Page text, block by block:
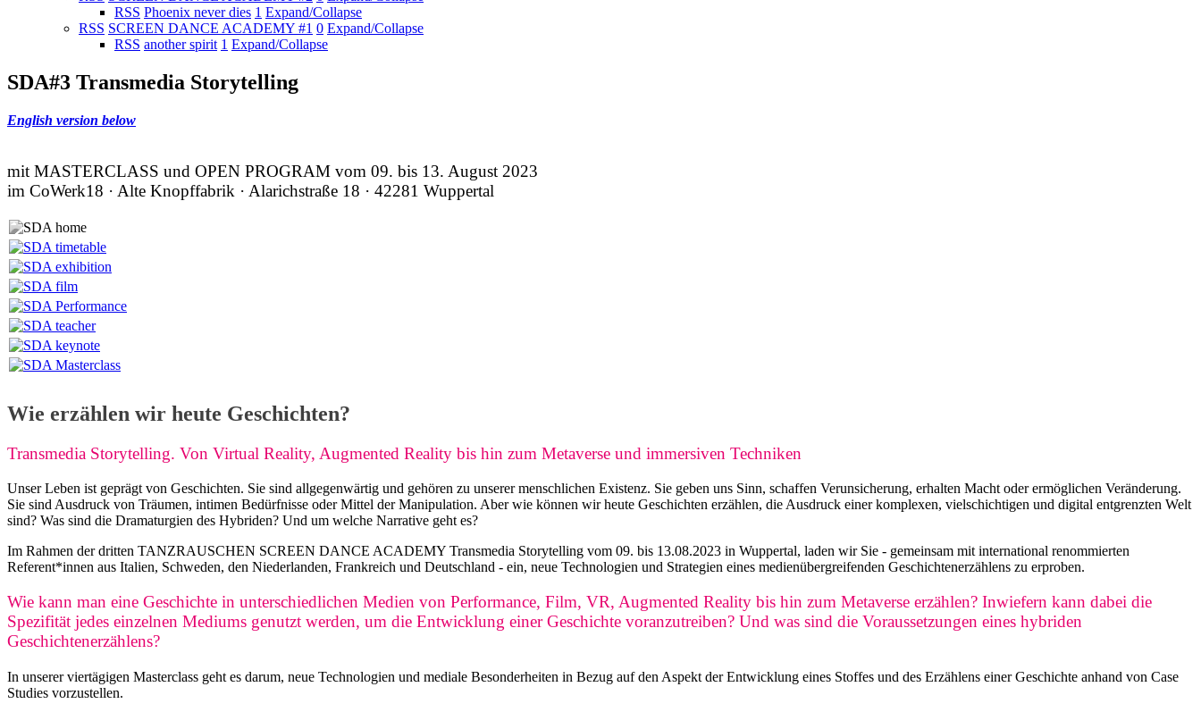
RSS Phoenix never dies 1 Expand/Collapse
RSS SCREEN DANCE ACADEMY #1 0 Expand/Collapse
RSS another spirit 1 Expand/Collapse
SDA#3 Transmedia Storytelling
English version below
mit MASTERCLASS und OPEN PROGRAM vom 09. bis 13. August 2023
im CoWerk18 · Alte Knopffabrik · Alarichstraße 18 · 42281 Wuppertal
Wie erzählen wir heute Geschichten?
Transmedia Storytelling. Von Virtual Reality, Augmented Reality bis hin zum Metaverse und immersiven Techniken
Unser Leben ist geprägt von Geschichten. Sie sind allgegenwärtig und gehören zu unserer menschlichen Existenz. Sie geben uns Sinn, schaffen Verunsicherung, erhalten Macht oder ermöglichen Veränderung.
Sie sind Ausdruck von Träumen, intimen Bedürfnisse oder Mittel der Manipulation. Aber wie können wir heute Geschichten erzählen, die Ausdruck einer komplexen, vielschichtigen und digital entgrenzten Welt
sind? Was sind die Dramaturgien des Hybriden? Und um welche Narrative geht es?
Im Rahmen der dritten TANZRAUSCHEN SCREEN DANCE ACADEMY Transmedia Storytelling vom 09. bis 13.08.2023 in Wuppertal, laden wir Sie - gemeinsam mit international renommierten
Referent*innen aus Italien, Schweden, den Niederlanden, Frankreich und Deutschland - ein, neue Technologien und Strategien eines medienübergreifenden Geschichtenerzählens zu erproben.
Wie kann man eine Geschichte in unterschiedlichen Medien von Performance, Film, VR, Augmented Reality bis hin zum Metaverse erzählen? Inwiefern kann dabei die
Spezifität jedes einzelnen Mediums genutzt werden, um die Entwicklung einer Geschichte voranzutreiben? Und was sind die Voraussetzungen eines hybriden
Geschichtenerzählens?
In unserer viertägigen Masterclass geht es darum, neue Technologien und mediale Besonderheiten in Bezug auf den Aspekt der Entwicklung eines Stoffes und des Erzählens einer Geschichte anhand von Case
Studies vorzustellen.